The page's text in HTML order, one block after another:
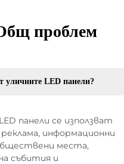
проблем
уличните LED панели?
панели се използват
реклама, информационни
места,
събития и